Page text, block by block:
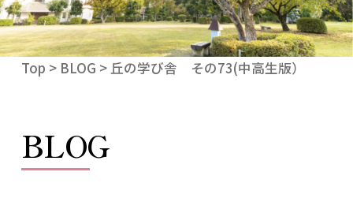
Top > BLOG > 丘の学び舎 その73(中高生版）
BLOG